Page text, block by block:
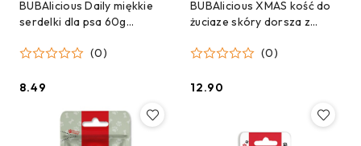
BUBAlicious Daily miękkie
serdelki dla psa 60g
(0)
Cena:
8.49
BUBAlicious XMAS kość do
żuciaze skóry dorsza z
żurawiny i rozmarynu 12cm
(0)
Cena:
12.90